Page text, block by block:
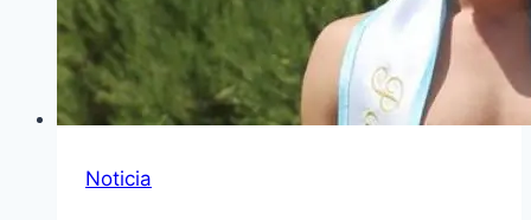
Noticia